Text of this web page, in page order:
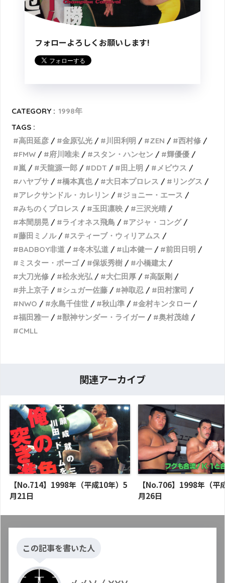
フォローよろしくお願いします!
CATEGORY : 1998年
TAGS :
高田延彦
金原弘光 川田利明 ZEN
西村修
FMW
府川唯未 スタン・ハンセン
輝優優
嵐
天龍源一郎 DDT 田上明
メビウス
ハヤブサ
橋本真也 大日本プロレス
リングス
アレクサンドル・カレリン
ジョニー・エース
みちのくプロレス
玉田凛映
三沢光晴
本間朋晃
ライオネス飛鳥
アジャ・コング
藤田ミノル
スティーブ・ウィリアムス
BADBOY非道
冬木弘道 山本健一
前田日明
ミスター・ポーゴ
保坂秀樹
小橋建太
大刀光修
松永光弘 大仁田厚
高阪剛
井上京子
シュガー佐藤 神取忍
田村潔司
NWO
永島千佳世 秋山準
金村キンタロー
福田雅一
獣神サンダー・ライガー
奥村茂雄
CMLL
関連アーカイブ
【No.714】1998年（平成10年）5
月21日
【No.706】1998年（平
月26日
この記事を書いた人